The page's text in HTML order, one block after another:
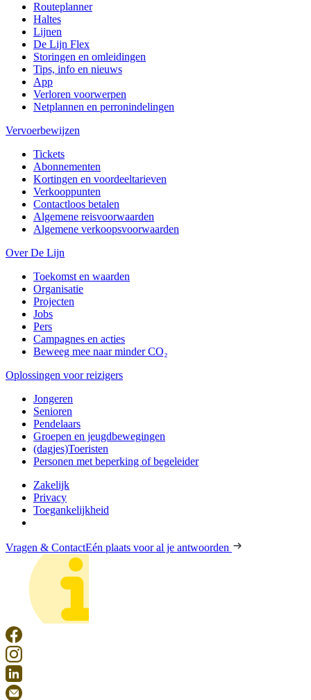
Routeplanner
Haltes
Lijnen
De Lijn Flex
Storingen en omleidingen
Tips, info en nieuws
App
Verloren voorwerpen
Netplannen en perronindelingen
Vervoerbewijzen
Tickets
Abonnementen
Kortingen en voordeeltarieven
Verkooppunten
Contactloos betalen
Algemene reisvoorwaarden
Algemene verkoopsvoorwaarden
Over De Lijn
Toekomst en waarden
Organisatie
Projecten
Jobs
Pers
Campagnes en acties
Beweeg mee naar minder CO₂
Oplossingen voor reizigers
Jongeren
Senioren
Pendelaars
Groepen en jeugdbewegingen
(dagjes)Toeristen
Personen met beperking of begeleider
Zakelijk
Privacy
Toegankelijkheid
Vragen & ContactEén plaats voor al je antwoorden